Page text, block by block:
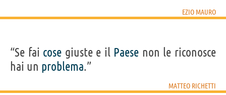
EZIO MAURO
“Se fai cose giuste e il Paese non le riconosce
hai un problema.”
MATTEO RICHETTI